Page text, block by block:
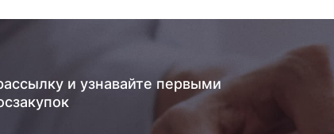
и узнавайте первыми